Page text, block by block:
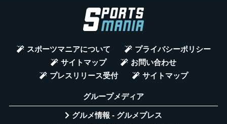
スポーツマニアについて
プライバシーポリシー
サイトマップ
お問い合わせ
プレスリリース受付
サイトマップ
グループメディア
グルメ情報 - グルメプレス